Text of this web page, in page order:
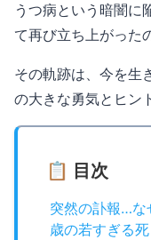
うつ病という暗闇に
て再び立ち上がった
その軌跡は、今を生
の大きな勇気とヒン
📋 目次
突然の訃報…な
歳の若すぎる死